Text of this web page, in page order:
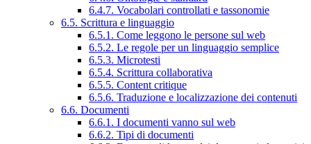
6.4.7. Vocabolari controllati e tassonomie
6.5. Scrittura e linguaggio
6.5.1. Come leggono le persone sul web
6.5.2. Le regole per un linguaggio semplice
6.5.3. Microtesti
6.5.4. Scrittura collaborativa
6.5.5. Content critique
6.5.6. Traduzione e localizzazione dei contenuti
6.6. Documenti
6.6.1. I documenti vanno sul web
6.6.2. Tipi di documenti